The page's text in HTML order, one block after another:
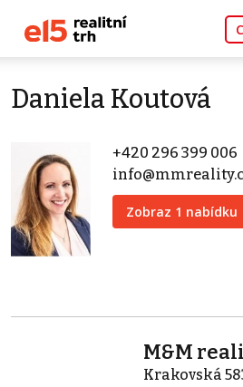
Daniela Koutová
+420 296 399 006
Zobraz 1 nabídku
M&M
Krakovská